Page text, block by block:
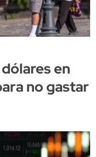
en
no gastar